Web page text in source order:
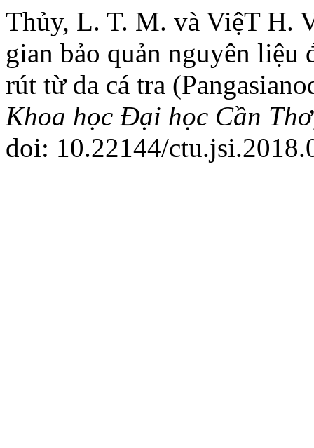
Thủy, L. T. M. và ViệT H.
gian bảo quản nguyên liệu
rút từ da cá tra
Khoa học Đại học Cần Thơ
doi: 10.22144/